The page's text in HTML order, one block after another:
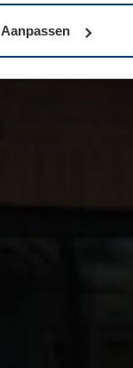
Aanpassen